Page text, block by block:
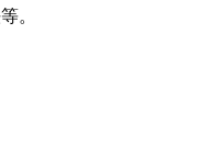
。